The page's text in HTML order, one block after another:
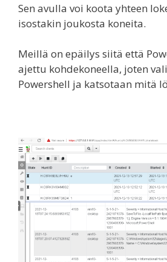
Sen avulla voi koota yhteen
isostakin joukosta koneita.
Meillä on epäilys siitä että
ajettu kohdekoneella, joten
Powershell ja katsotaan mitä